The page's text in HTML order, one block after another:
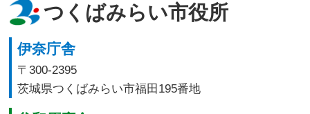
つくばみらい市役所
伊奈庁舎
〒300-2395
茨城県つくばみらい市福田195番地